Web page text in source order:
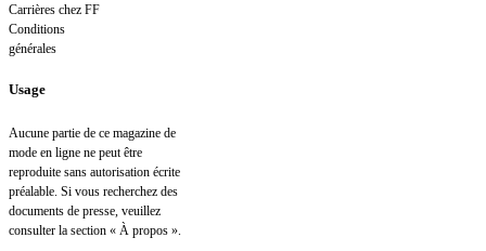
Carrières chez FF
Conditions
générales
Usage
Aucune partie de ce magazine de
mode en ligne ne peut être
reproduite sans autorisation écrite
préalable. Si vous recherchez des
documents de presse, veuillez
consulter la section « À propos ».